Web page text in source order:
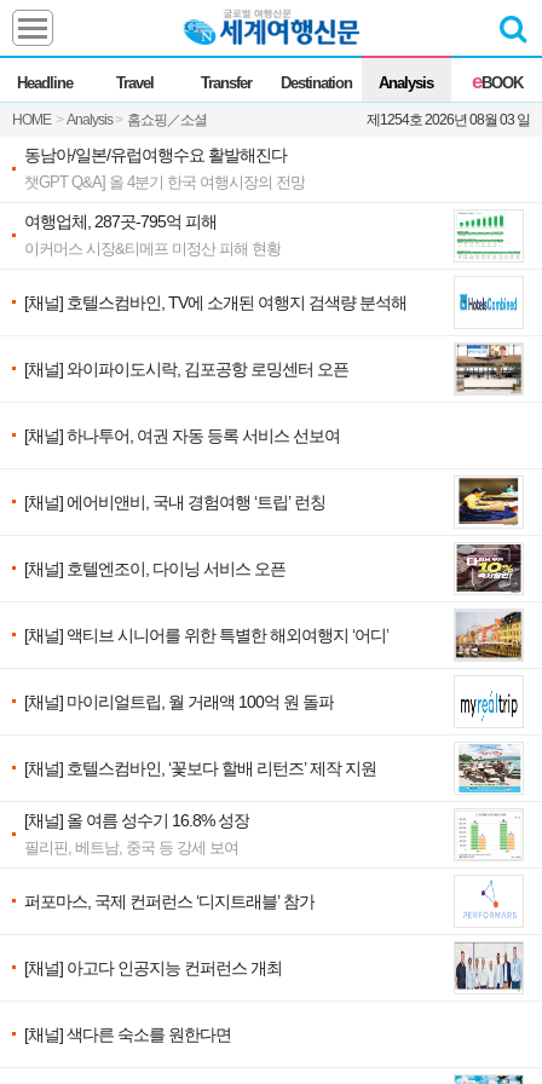
Headline Travel Transfer Destination Analysis eBOOK
HOME > Analysis > 홈쇼핑／소셜 제1254호 2026년 08월 03 일
Headline
전체 News
Commentary Opinion
Focus Marketing
Travel
Transfer
동남아/일본/유럽여행수요 활발해진다
챗GPT Q&A] 올 4분기 한국 여행시장의 전망
여행업체, 287곳-795억 피해
이커머스 시장&티메프 미정산 피해 현황
[채널] 호텔스컴바인, TV에 소개된 여행지 검색량 분석해
[채널] 와이파이도시락, 김포공항 로밍센터 오픈
[채널] 하나투어, 여권 자동 등록 서비스 선보여
[채널] 에어비앤비, 국내 경험여행 ‘트립’ 런칭
[채널] 호텔엔조이, 다이닝 서비스 오픈
[채널] 액티브 시니어를 위한 특별한 해외여행지 ‘어디’
[채널] 마이리얼트립, 월 거래액 100억 원 돌파
[채널] 호텔스컴바인, ‘꽃보다 할배 리턴즈’ 제작 지원
[채널] 올 여름 성수기 16.8% 성장
필리핀, 베트남, 중국 등 강세 보여
퍼포마스, 국제 컨퍼런스 ‘디지트래블’ 참가
[채널] 아고다 인공지능 컨퍼런스 개최
[채널] 색다른 숙소를 원한다면